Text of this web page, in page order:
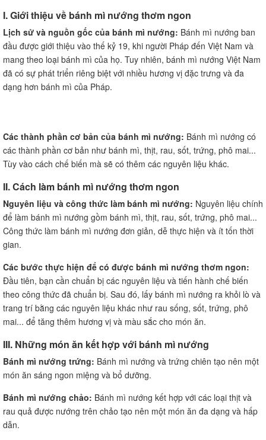
I. Giới thiệu về bánh mì nướng thơm ngon
Lịch sử và nguồn gốc của bánh mì nướng: Bánh mì nướng ban
đầu được giới thiệu vào thế kỷ 19, khi người Pháp đến Việt Nam và
mang theo loại bánh mì của họ. Tuy nhiên, bánh mì nướng Việt Nam
đã có sự phát triển riêng biệt với nhiều hương vị đặc trưng và đa
dạng hơn bánh mì của Pháp.
Các thành phần cơ bản của bánh mì nướng: Bánh mì nướng có
các thành phần cơ bản như bánh mì, thịt, rau, sốt, trứng, phô mai...
Tùy vào cách chế biến mà sẽ có thêm các nguyên liệu khác.
II. Cách làm bánh mì nướng thơm ngon
Nguyên liệu và công thức làm bánh mì nướng: Nguyên liệu chính
để làm bánh mì nướng gồm bánh mì, thịt, rau, sốt, trứng, phô mai...
Công thức làm bánh mì nướng đơn giản, dễ thực hiện và ít tốn thời
gian.
Các bước thực hiện để có được bánh mì nướng thơm ngon:
Đầu tiên, bạn cần chuẩn bị các nguyên liệu và tiến hành chế biến
theo công thức đã chuẩn bị. Sau đó, lấy bánh mì nướng ra khỏi lò và
trang trí bằng các nguyên liệu khác như rau sống, sốt, trứng, phô
mai... để tăng thêm hương vị và màu sắc cho món ăn.
III. Những món ăn kết hợp với bánh mì nướng
Bánh mì nướng trứng: Bánh mì nướng và trứng chiên tạo nên một
món ăn sáng ngon miệng và bổ dưỡng.
Bánh mì nướng chảo: Bánh mì nướng kết hợp với các loại thịt và
rau quả được nướng trên chảo tạo nên một món ăn đa dạng và hấp
dẫn.